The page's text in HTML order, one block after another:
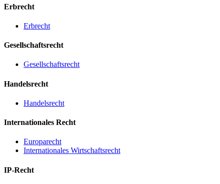
Erbrecht
Erbrecht
Gesellschaftsrecht
Gesellschaftsrecht
Handelsrecht
Handelsrecht
Internationales Recht
Europarecht
Internationales Wirtschaftsrecht
IP-Recht